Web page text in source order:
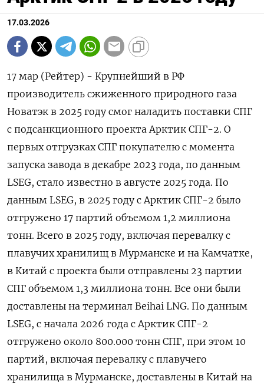
17.03.2026
17 мар (Рейтер) - Крупнейший в РФ
производитель сжиженного природного газа
Новатэк в 2025 году смог наладить поставки СПГ
с подсанкционного проекта Арктик СПГ-2. О
первых отгрузках СПГ покупателю с момента
запуска завода в декабре 2023 года, по данным
LSEG, стало известно в августе 2025 года. По
данным LSEG, ‌в 2025 году с Арктик СПГ-2 было
отгружено 17 партий объемом 1,2 миллиона
тонн. Всего в 2025 году, включая перевалку с
плавучих хранилищ в Мурманске и на Камчатке,
в Китай с проекта были отправлены 23 партии
СПГ объемом 1,3 миллиона тонн. Все ​они были
доставлены на терминал Beihai LNG. По данным ​
LSEG, с начала 2026 года с Арктик ​СПГ-2
отгружено ⁠около 800.000 тонн СПГ, при этом 10
партий, включая перевалку с плавучего
хранилища в Мурманске, доставлены ‌в Китай на